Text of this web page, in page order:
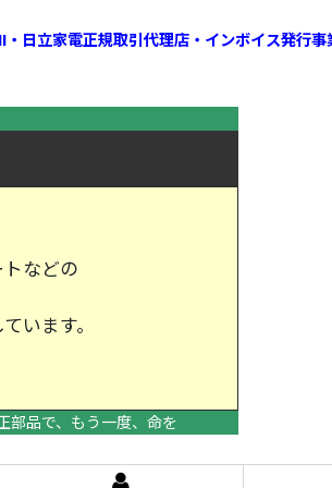
日立家電正規取引代理店・インボイス発行事
などの
います。
ます。
品で、もう一度、命を